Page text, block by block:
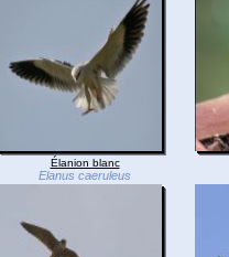
Élanion blanc
Elanus caeruleus